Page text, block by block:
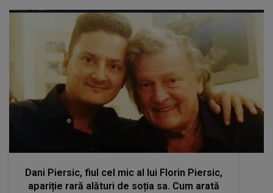
Dani Piersic, fiul cel mic al lui Florin Piersic,
apariție rară alături de soția sa. Cum arată